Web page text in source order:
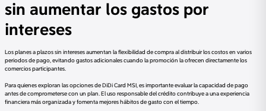
sin aumentar los gastos por
intereses
Los planes a plazos sin intereses aumentan la flexibilidad de compra al distribuir los costos en varios
periodos de pago, evitando gastos adicionales cuando la promoción la ofrecen directamente los
comercios participantes.
Para quienes exploran las opciones de DiDi Card MSI, es importante evaluar la capacidad de pago
antes de comprometerse con un plan. El uso responsable del crédito contribuye a una experiencia
financiera más organizada y fomenta mejores hábitos de gasto con el tiempo.